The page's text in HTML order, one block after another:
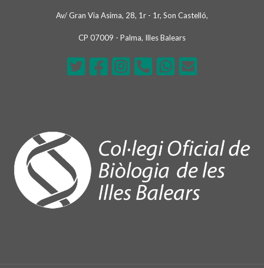
Av/ Gran Via Asima, 28, 1r - 1r, Son Castelló,
CP 07009 - Palma, Illes Balears